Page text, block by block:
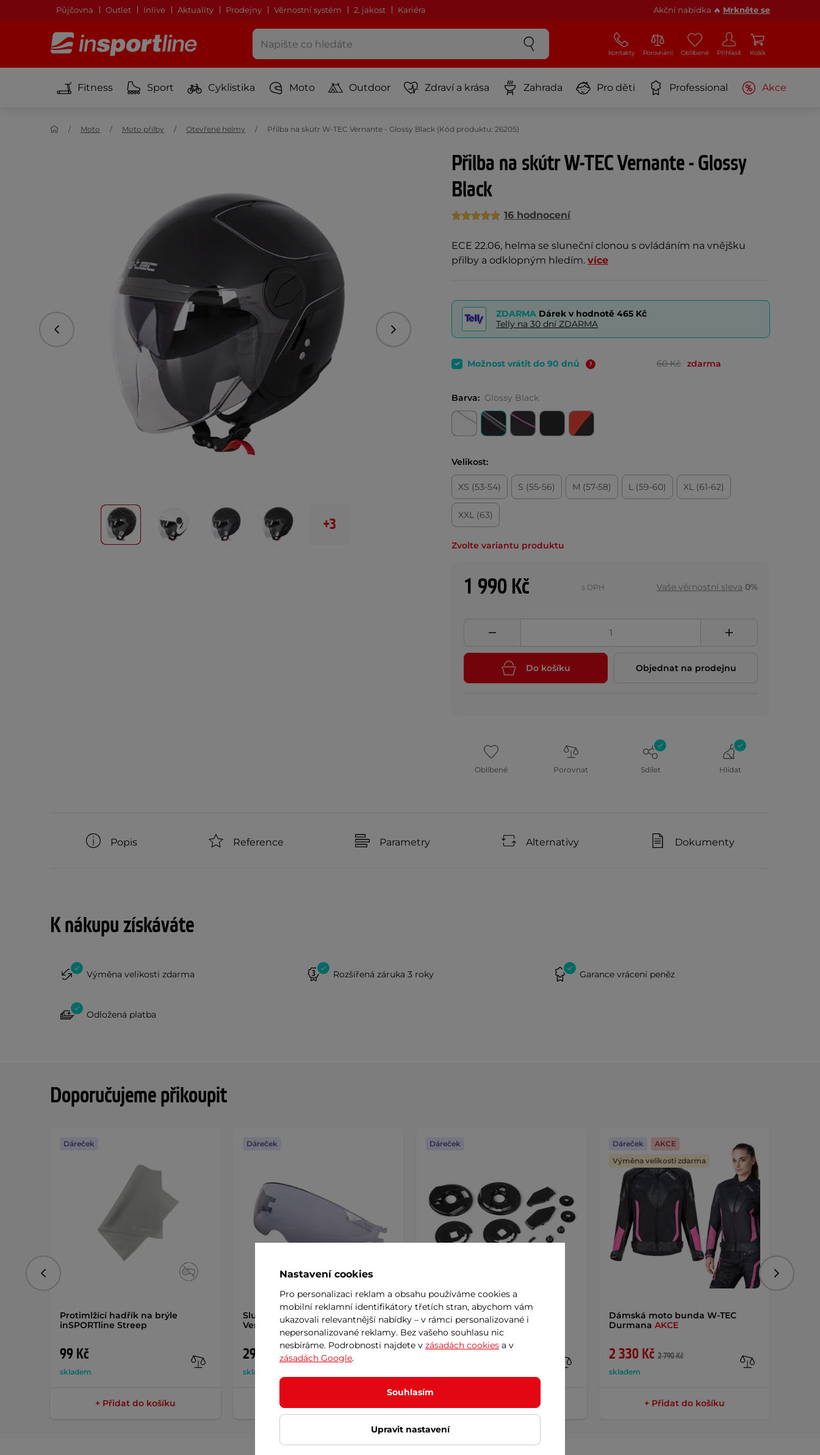
Půjčovna Outlet Inlive Aktuality Prodejny Věrnostní systém 2. jakost Kariéra Akční nabídka 🔥 Mrkněte se
Kontakty Porovnání Oblíbené Přihlásit Košík
Fitness Sport Cyklistika Moto Outdoor Zdraví a krása Zahrada Pro děti Professional Akce
Moto Moto přilby Otevřené helmy Přilba na skútr W-TEC Vernante - Glossy Black (Kód produktu: 26205)
Přilba na skútr W-TEC Vernante - Glossy
Black
16 hodnocení
ECE 22.06, helma se sluneční clonou s ovládáním na vnějšku
přilby a odklopným hledím. více
Předchozí Následující
+3
ZDARMA Dárek v hodnotě 465 Kč
Telly na 30 dní ZDARMA
Možnost vrátit do 90 dnů 60 Kč zdarma
Barva: Glossy Black
Velikost:
XS (53-54) S (55-56) M (57-58) L (59-60) XL (61-62)
XXL (63)
Zvolte variantu produktu
1 990 Kč s DPH Vaše věrnostní sleva 0%
Do košíku Objednat na prodejnu
Oblíbené Porovnat Sdílet Hlídat
Popis Reference Parametry Alternativy Dokumenty
K nákupu získáváte
Výměna velikosti zdarma Rozšířená záruka 3 roky Garance vrácení peněz
Odložená platba
Doporučujeme přikoupit
Protimlžící hadřík na brýle
inSPORTline Streep
99 Kč
skladem
Dáreček
+ Přidat do košíku
Sluneční clona pro přilbu W-TEC
Vernante
290 Kč
skladem
Dáreček
+ Přidat do košíku
Držák hledí k přilbě W-TEC
Vernante
190 Kč
Dáreček
+ Přidat do košíku
Dámská moto bunda W-TEC
Durmana AKCE
2 330 Kč 2 790 Kč
skladem
Dáreček
AKCE
Výměna velikosti zdarma
+ Přidat do košíku
Předchozí Nastavení cookies
Pro personalizaci reklam a obsahu používáme cookies a
mobilní reklamní identifikátory třetích stran, abychom vám
ukazovali relevantnější nabídky – v rámci personalizované i
nepersonalizované reklamy. Bez vašeho souhlasu nic
nesbíráme. Podrobnosti najdete v zásadách cookies a v
zásadách Google.
Souhlasím
Upravit nastavení